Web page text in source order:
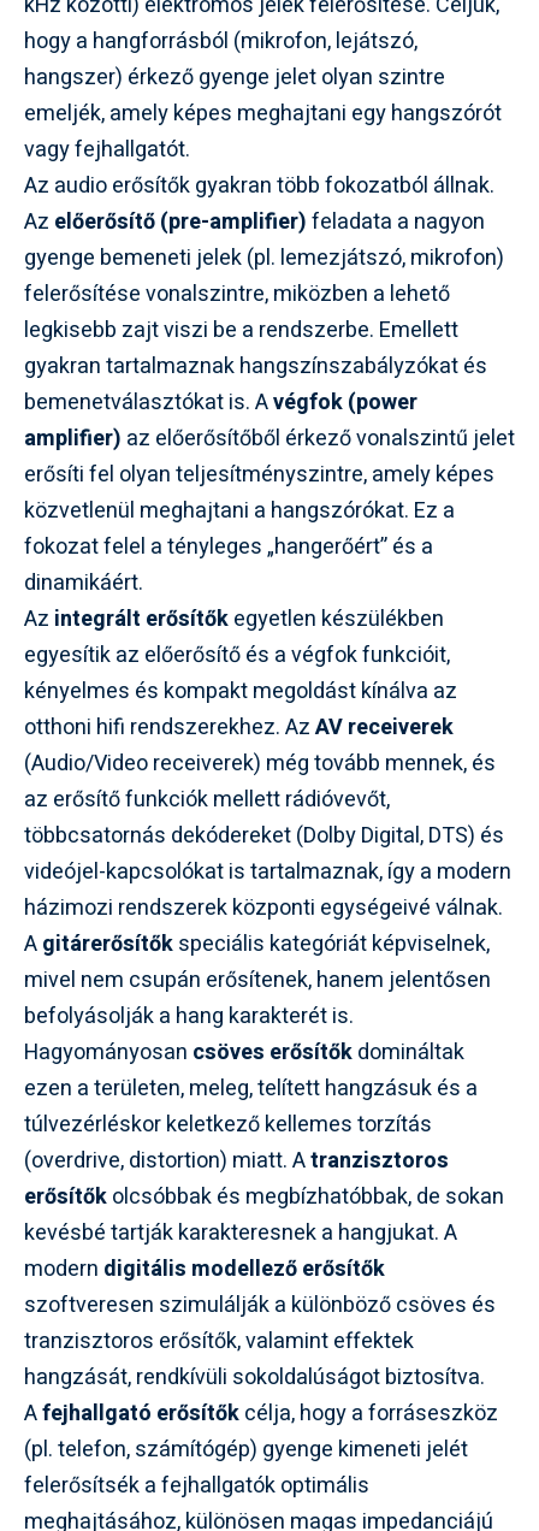
hogy a hangforrásból (mikrofon, lejátszó,
hangszer) érkező gyenge jelet olyan szintre
emeljék, amely képes meghajtani egy hangszórót
vagy fejhallgatót.
Az audio erősítők gyakran több fokozatból állnak.
Az előerősítő (pre-amplifier)feladata a nagyon
gyenge bemeneti jelek (pl. lemezjátszó, mikrofon)
felerősítése vonalszintre, miközben a lehető
legkisebb zajt viszi be a rendszerbe. Emellett
gyakran tartalmaznak hangszínszabályzókat és
bemenetválasztókat is. Avégfok (power
amplifier) az előerősítőből érkező vonalszintű jelet
erősíti fel olyan teljesítményszintre, amely képes
közvetlenül meghajtani a hangszórókat. Ez a
fokozat felel a tényleges „hangerőért” és a
dinamikáért.
Az integrált erősítőkegyetlen készülékben
egyesítik az előerősítő és a végfok funkcióit,
kényelmes és kompakt megoldást kínálva az
otthoni hifi rendszerekhez. AzAV receiverek
(Audio/Video receiverek) még tovább mennek, és
az erősítő funkciók mellett rádióvevőt,
többcsatornás dekódereket (Dolby Digital, DTS) és
videójel-kapcsolókat is tartalmaznak, így a modern
házimozi rendszerek központi egységeivé válnak.
Agitárerősítőkspeciális kategóriát képviselnek,
mivel nem csupán erősítenek, hanem jelentősen
befolyásolják a hang karakterét is.
Hagyományosan csöves erősítőkdomináltak
ezen a területen, meleg, telített hangzásuk és a
túlvezérléskor keletkező kellemes torzítás
(overdrive, distortion) miatt. Atranzisztoros
erősítőkolcsóbbak és megbízhatóbbak, de sokan
kevésbé tartják karakteresnek a hangjukat. A
modern digitális modellező erősítők
szoftveresen szimulálják a különböző csöves és
tranzisztoros erősítők, valamint effektek
hangzását, rendkívüli sokoldalúságot biztosítva.
Afejhallgató erősítőkcélja, hogy a forráseszköz
(pl. telefon, számítógép) gyenge kimeneti jelét
felerősítsék a fejhallgatók optimális
meghajtásához, különösen magas impedanciájú